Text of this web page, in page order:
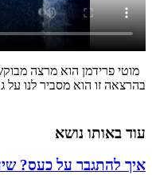
מוטי פרידמן הוא מרצה מבוקש
בהרצאה זו הוא מסביר לנו על
עוד באותו נושא
איך להתגבר על כעס?